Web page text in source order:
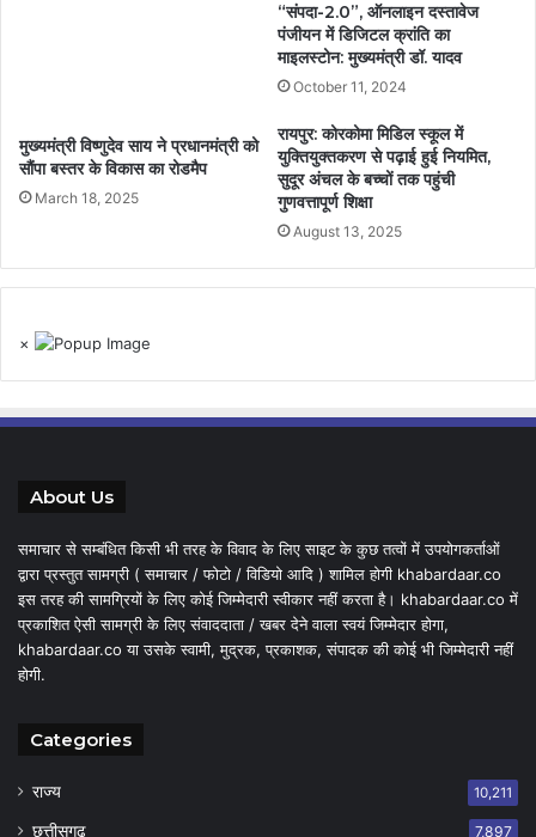
“संपदा-2.0”, ऑनलाइन दस्तावेज
पंजीयन में डिजिटल क्रांति का
माइलस्टोन: मुख्यमंत्री डॉ. यादव
October 11, 2024
मुख्यमंत्री विष्णुदेव साय ने प्रधानमंत्री को
सौंपा बस्तर के विकास का रोडमैप
March 18, 2025
रायपुर: कोरकोमा मिडिल स्कूल में
युक्तियुक्तकरण से पढ़ाई हुई नियमित,
सुदूर अंचल के बच्चों तक पहुंची
गुणवत्तापूर्ण शिक्षा
August 13, 2025
×
About Us
समाचार से सम्बंधित किसी भी तरह के विवाद के लिए साइट के कुछ तत्वों में उपयोगकर्ताओं
द्वारा प्रस्तुत सामग्री ( समाचार / फोटो / विडियो आदि ) शामिल होगी khabardaar.co
इस तरह की सामग्रियों के लिए कोई जिम्मेदारी स्वीकार नहीं करता है। khabardaar.co में
प्रकाशित ऐसी सामग्री के लिए संवाददाता / खबर देने वाला स्वयं जिम्मेदार होगा,
khabardaar.co या उसके स्वामी, मुद्रक, प्रकाशक, संपादक की कोई भी जिम्मेदारी नहीं
होगी.
Categories
राज्य 10,211
छत्तीसगढ़ 7,897